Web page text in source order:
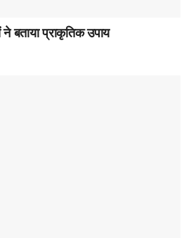
ने बताया प्राकृतिक उपाय